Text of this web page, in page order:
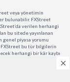
veya yönetimin
bulunabilir. FXStreet
verilen herhangi
bu sitede yayınlanan
genel piyasa yorumu
FXStreet bu tür bilgilerin
herhangi bir kâr kaybı